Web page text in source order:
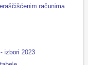
računima
izbori 2023